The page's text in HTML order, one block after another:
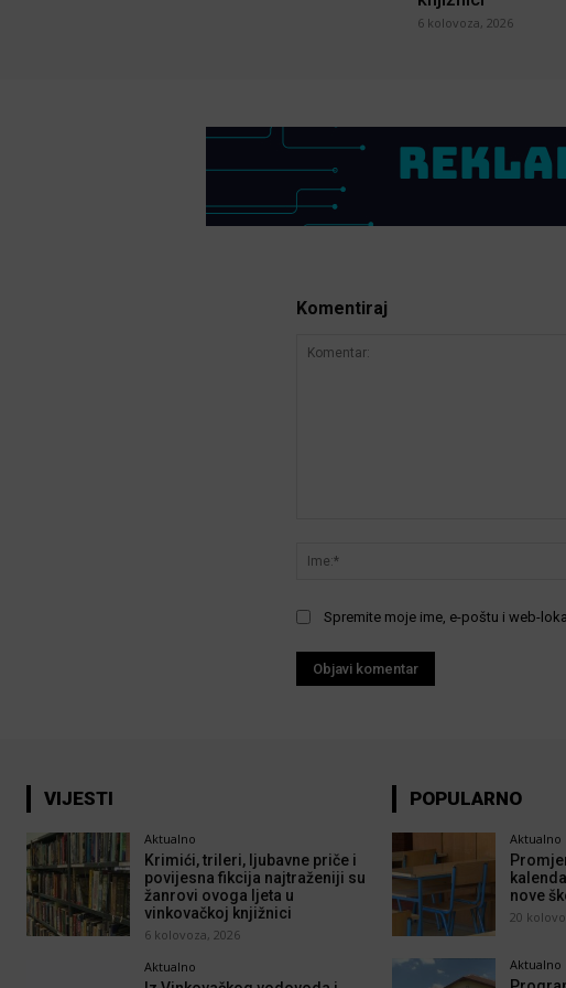
6 kolovoza, 2026
Komentiraj
Spremite moje ime, e-poštu i web-
VIJESTI
Aktualno
Krimići, trileri, ljubavne priče i
povijesna fikcija najtraženiji su
žanrovi ovoga ljeta u
vinkovačkoj knjižnici
6 kolovoza, 2026
Aktualno
POPULARNO
Aktualno
nove
20
Aktualno